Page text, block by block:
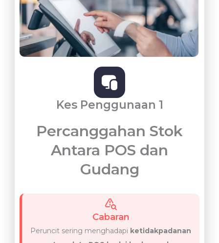
Kes Penggunaan 1
Percanggahan Stok
Antara POS dan
Gudang
Cabaran
Peruncit sering menghadapi ketidakpadanan